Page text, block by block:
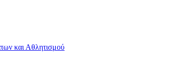
και Αθλητισμού